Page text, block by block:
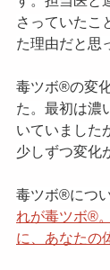
さっていたこ
た理由だと思
毒ツボ®️の変
た。最初は濃
いていました
少しずつ変化
毒ツボ®️につ
れが毒ツボ®️
に、あなたの